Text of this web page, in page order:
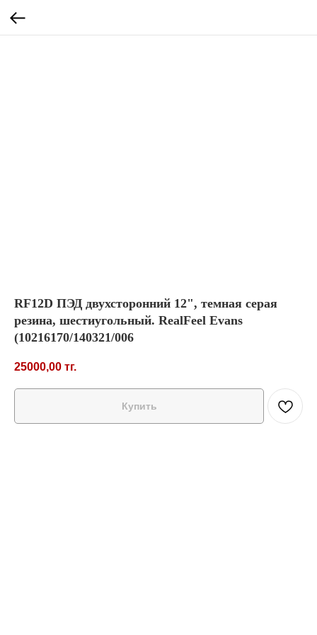
RF12D ПЭД двухсторонний 12", темная серая
резина, шестиугольный. RealFeel Evans
(10216170/140321/006
25000,00 тг.
Купить